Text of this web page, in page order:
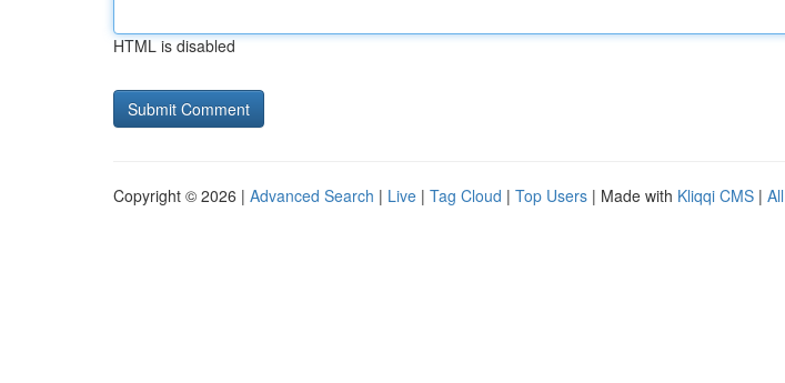
HTML is disabled
Copyright © 2026 | Advanced Search | Live | Tag Cloud | Top Users | Made with Kliqqi CMS |